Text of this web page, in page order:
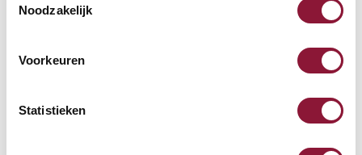
Noodzakelijk
Voorkeuren
Statistieken
Häufig gestellte Fragen
Häufig zusammen gekauft mit